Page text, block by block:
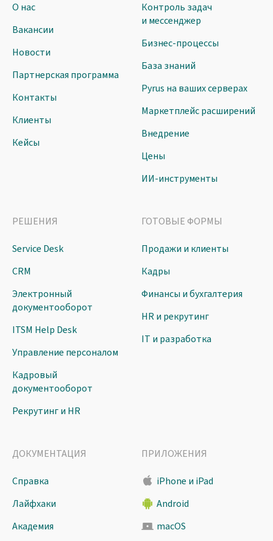
О нас
Вакансии
Новости
Партнерская программа
Контакты
Клиенты
Кейсы
Контроль задач
и мессенджер
Бизнес-процессы
База знаний
Pyrus на ваших серверах
Маркетплейс расширений
Внедрение
Цены
ИИ-инструменты
РЕШЕНИЯ
Service Desk
CRM
Электронный
документооборот
ITSM Help Desk
Управление персоналом
Кадровый
документооборот
Рекрутинг и HR
ГОТОВЫЕ ФОРМЫ
Продажи и клиенты
Кадры
Финансы и бухгалтерия
HR и рекрутинг
IT и разработка
ДОКУМЕНТАЦИЯ
Справка
Лайфхаки
Академия
ПРИЛОЖЕНИЯ
iPhone и iPad
Android
macOS